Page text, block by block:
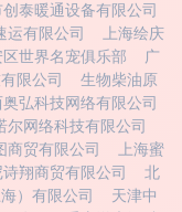
泰暖通设备有限公司
运有限公司
上海绘庆
世界名宠俱乐部
广
限公司
生物柴油原
奥弘科技网络有限公司
尔网络科技有限公司
商贸有限公司
上海蜜
诗翔商贸有限公司
北
）有限公司
天津中